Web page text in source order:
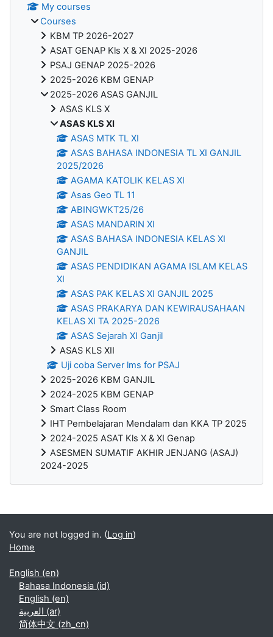
My courses
Courses
KBM TP 2026-2027
ASAT GENAP Kls X & XI 2025-2026
PSAJ GENAP 2025-2026
2025-2026 KBM GENAP
2025-2026 ASAS GANJIL
ASAS KLS X
ASAS KLS XI
ASAS MTK TL XI
ASAS BAHASA INDONESIA TL XI GANJIL
2025/2026
AGAMA KATOLIK KELAS XI
Asas Geo TL 11
ABINGWKT25/26
ASAS MANDARIN XI
ASAS BAHASA INDONESIA KELAS XI
GANJIL
ASAS PENDIDIKAN AGAMA ISLAM KELAS
XI
ASAS PAK KELAS XI GANJIL 2025
ASAS PRAKARYA DAN KEWIRAUSAHAAN
KELAS XI TA 2025-2026
ASAS Sejarah XI Ganjil
ASAS KLS XII
Uji coba Server lms for PSAJ
2025-2026 KBM GANJIL
2024-2025 KBM GENAP
Smart Class Room
IHT Pembelajaran Mendalam dan KKA TP 2025
2024-2025 ASAT Kls X & XI Genap
ASESMEN SUMATIF AKHIR JENJANG (ASAJ)
2024-2025
Blocks
You are not logged in. (Log in)
Home
English ‎(en)‎
Bahasa Indonesia ‎(id)‎
English ‎(en)‎
العربية ‎(ar)‎
简体中文 ‎(zh_cn)‎